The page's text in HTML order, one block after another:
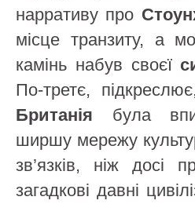
нарративу про
місце транзиту, а
камінь набув своєї
По-третє,
Британія була
ширшу мережу
зв’язків, ніж досі
загадкові давні